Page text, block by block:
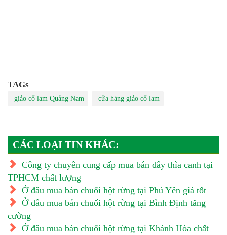
TAGs
giảo cổ lam Quảng Nam cửa hàng giảo cổ lam
CÁC LOẠI TIN KHÁC:
Công ty chuyên cung cấp mua bán dây thìa canh tại
TPHCM chất lượng
Ở đâu mua bán chuối hột rừng tại Phú Yên giá tốt
Ở đâu mua bán chuối hột rừng tại Bình Định tăng
cường
Ở đâu mua bán chuối hột rừng tại Khánh Hòa chất